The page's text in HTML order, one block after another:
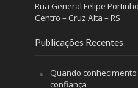
Rua General Felipe
Centro – Cruz Alta – RS
Publicações Recentes
Quando
confiança